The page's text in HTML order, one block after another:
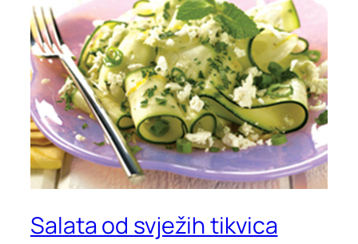
Salata od svježih tikvica